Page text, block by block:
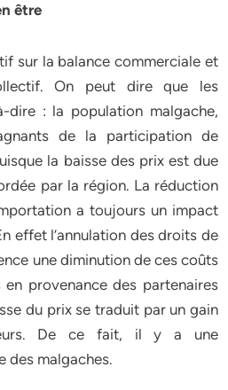
être
sur la balance commerciale et
On peut dire que les
dire : la population malgache,
de la participation de
la baisse des prix est due
par la région. La réduction
a toujours un impact
effet l’annulation des droits de
une diminution de ces coûts
provenance des partenaires
du prix se traduit par un gain
De ce fait, il y a une
des malgaches.